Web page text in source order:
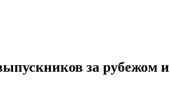
за рубежом